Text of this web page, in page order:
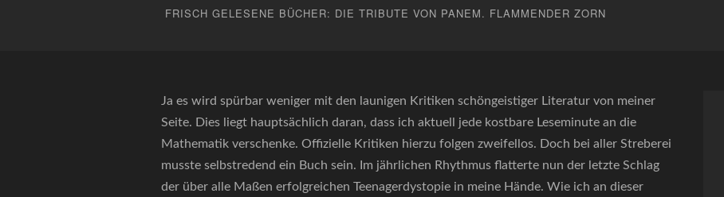
FRISCH GELESENE BÜCHER: DIE TRIBUTE VON PANEM. FLAMMENDER ZORN
Ja es wird spürbar weniger mit den launigen Kritiken schöngeistiger Literatur von meiner
Seite. Dies liegt hauptsächlich daran, dass ich aktuell jede kostbare Leseminute an die
Mathematik verschenke. Offizielle Kritiken hierzu folgen zweifellos. Doch bei aller Streberei
musste selbstredend ein Buch sein. Im jährlichen Rhythmus flatterte nun der letzte Schlag
der über alle Maßen erfolgreichen Teenagerdystopie in meine Hände. Wie ich an dieser